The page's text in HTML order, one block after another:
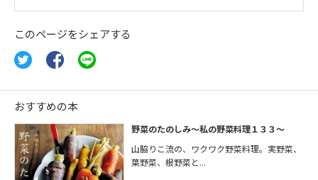
このページをシェアする
おすすめの本
野菜のたのしみ～私の野菜料理１３３～
山脇りこ流の、ワクワク野菜料理。実野菜、
葉野菜、根野菜と...